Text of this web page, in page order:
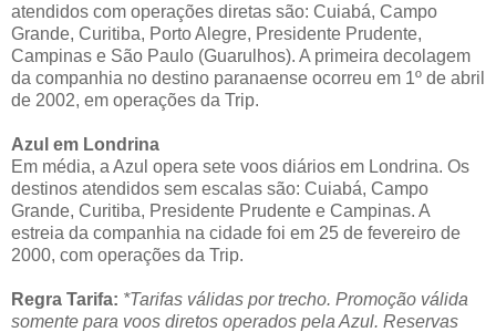
atendidos com operações diretas são: Cuiabá, Campo
Grande, Curitiba, Porto Alegre, Presidente Prudente,
Campinas e São Paulo (Guarulhos). A primeira decolagem
da companhia no destino paranaense ocorreu em 1º de abril
de 2002, em operações da Trip.
Azul em Londrina
Em média, a Azul opera sete voos diários em Londrina. Os
destinos atendidos sem escalas são: Cuiabá, Campo
Grande, Curitiba, Presidente Prudente e Campinas. A
estreia da companhia na cidade foi em 25 de fevereiro de
2000, com operações da Trip.
Regra Tarifa: *Tarifas válidas por trecho. Promoção válida
somente para voos diretos operados pela Azul. Reservas